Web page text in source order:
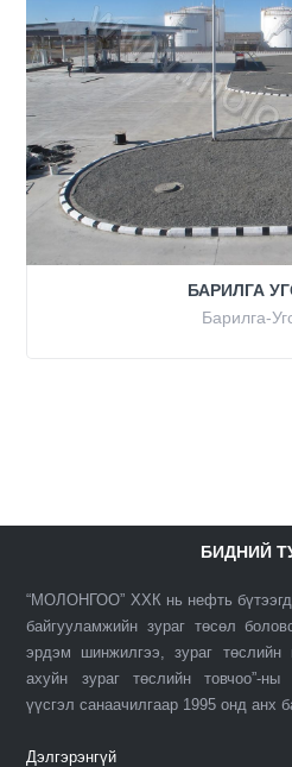
БАРИЛГА
Барилга-
БИДНИЙ
“МОЛОНГОО” ХХК нь нефть
байгууламжийн зураг төсөл
эрдэм шинжилгээ, зураг төслийн
ахуйн зураг төслийн товчоо”-
үүсгэл санаачилгаар 1995 онд анх
Дэлгэрэнгүй